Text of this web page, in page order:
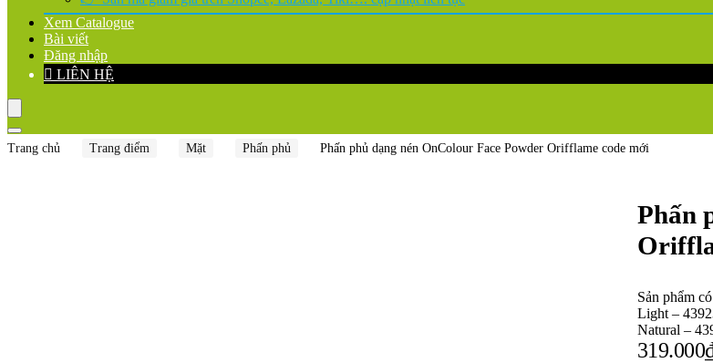
Xem Catalogue
Bài viết
Đăng nhập
LIÊN HỆ
Trang chủ Trang điểm Mặt Phấn phủ Phấn phủ dạng nén OnColour Face Powder Orifflame code mới
Phấn
Sản phẩm
Light –
Natural –
319.000